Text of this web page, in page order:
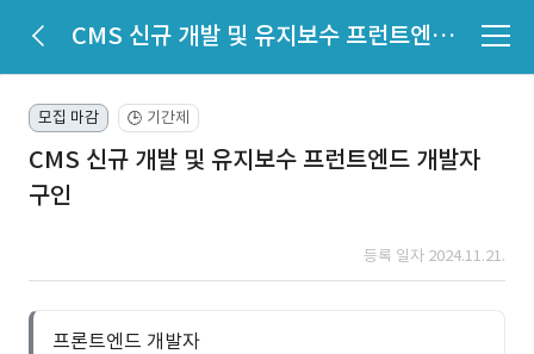
CMS 신규 개발 및 유지보수 프런트엔드 개발자 구인
모집 마감 🕒 기간제
CMS 신규 개발 및 유지보수 프런트엔드 개발자
구인
등록 일자 2024.11.21.
프론트엔드 개발자